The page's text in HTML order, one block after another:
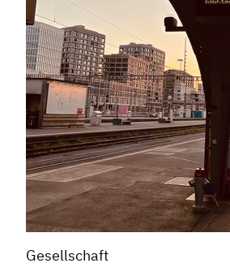
Gesellschaft